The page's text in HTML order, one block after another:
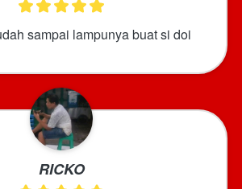
sampai lampunya buat si doi
RICKO